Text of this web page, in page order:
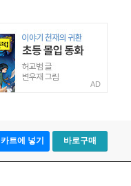
AD
카트에 넣기 바로구매